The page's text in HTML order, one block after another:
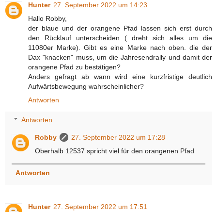
Hunter 27. September 2022 um 14:23
Hallo Robby,
der blaue und der orangene Pfad lassen sich erst durch
den Rücklauf unterscheiden ( dreht sich alles um die
11080er Marke). Gibt es eine Marke nach oben. die der
Dax "knacken" muss, um die Jahresendrally und damit der
orangene Pfad zu bestätigen?
Anders gefragt ab wann wird eine kurzfristige deutlich
Aufwärtsbewegung wahrscheinlicher?
Antworten
Antworten
Robby
27. September 2022 um 17:28
Oberhalb 12537 spricht viel für den orangenen Pfad
Antworten
Hunter 27. September 2022 um 17:51